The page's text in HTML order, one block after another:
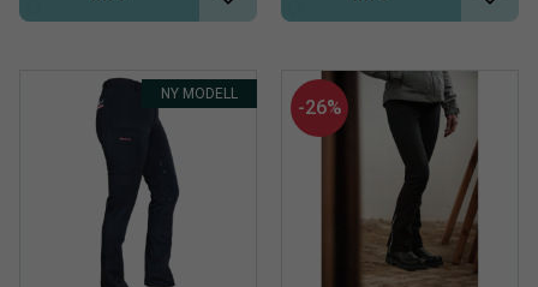
Lägg till i önskelista Lägg
NY MODELL
26%